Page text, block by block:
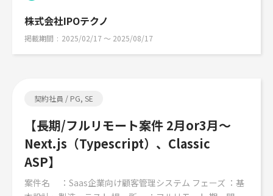
株式会社IPOテクノ
掲載期間 2025/02/17 〜 2025/08/17
契約社員 / PG, SE
【長期/フルリモート案件 2月or3月～
Next.js（Typescript）、Classic
ASP】
案件名 ：Saas企業向け顧客管理システム フェーズ ：基